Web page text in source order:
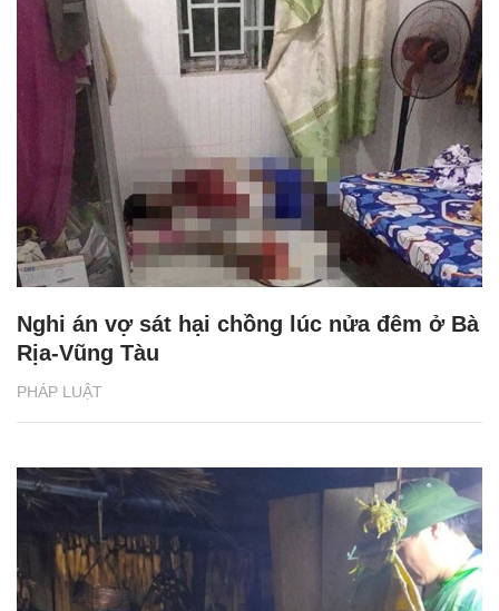
PHÁP LUẬT
Nghi án vợ sát hại chồng lúc nửa đêm ở Bà
Rịa-Vũng Tàu